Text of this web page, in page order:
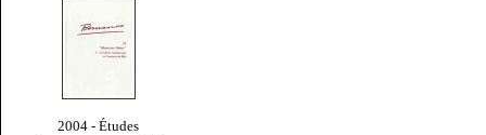
2004 - Études